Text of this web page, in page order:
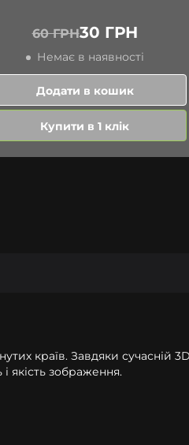
60 ГРН30 ГРН
Немає в наявності
Додати в кошик
Купити в 1 клік
країв. Завдяки сучасній
якість зображення.